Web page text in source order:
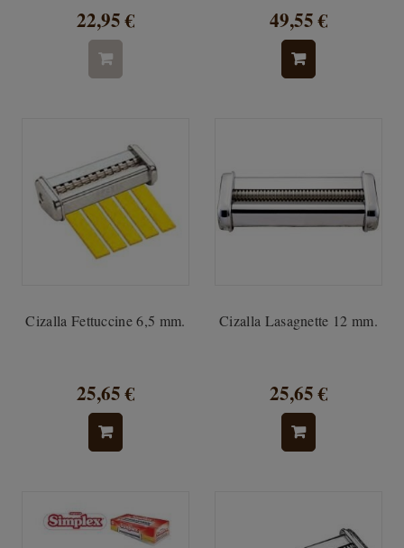
22,95 € 49,55 €
Cizalla Fettuccine 6,5 mm.
25,65 €
Cizalla Lasagnette 12 mm.
25,65 €